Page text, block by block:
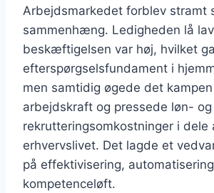
Arbejdsmarkedet forblev stramt
sammenhæng. Ledigheden lå
beskæftigelsen var høj, hvilket
efterspørgselsfundament i
men samtidig øgede det
arbejdskraft og pressede løn- og
rekrutteringsomkostninger i dele
erhvervslivet. Det lagde et
på effektivisering,
kompetenceløft.